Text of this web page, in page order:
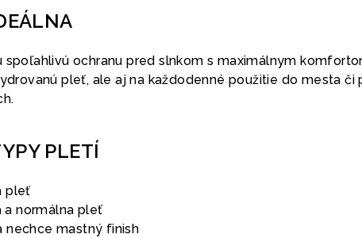
spoľahlivú ochranu pred slnkom s maximálnym
pleť, ale aj na každodenné použitie do mesta či
PLETÍ
pleť
a normálna pleť
nechce mastný finish